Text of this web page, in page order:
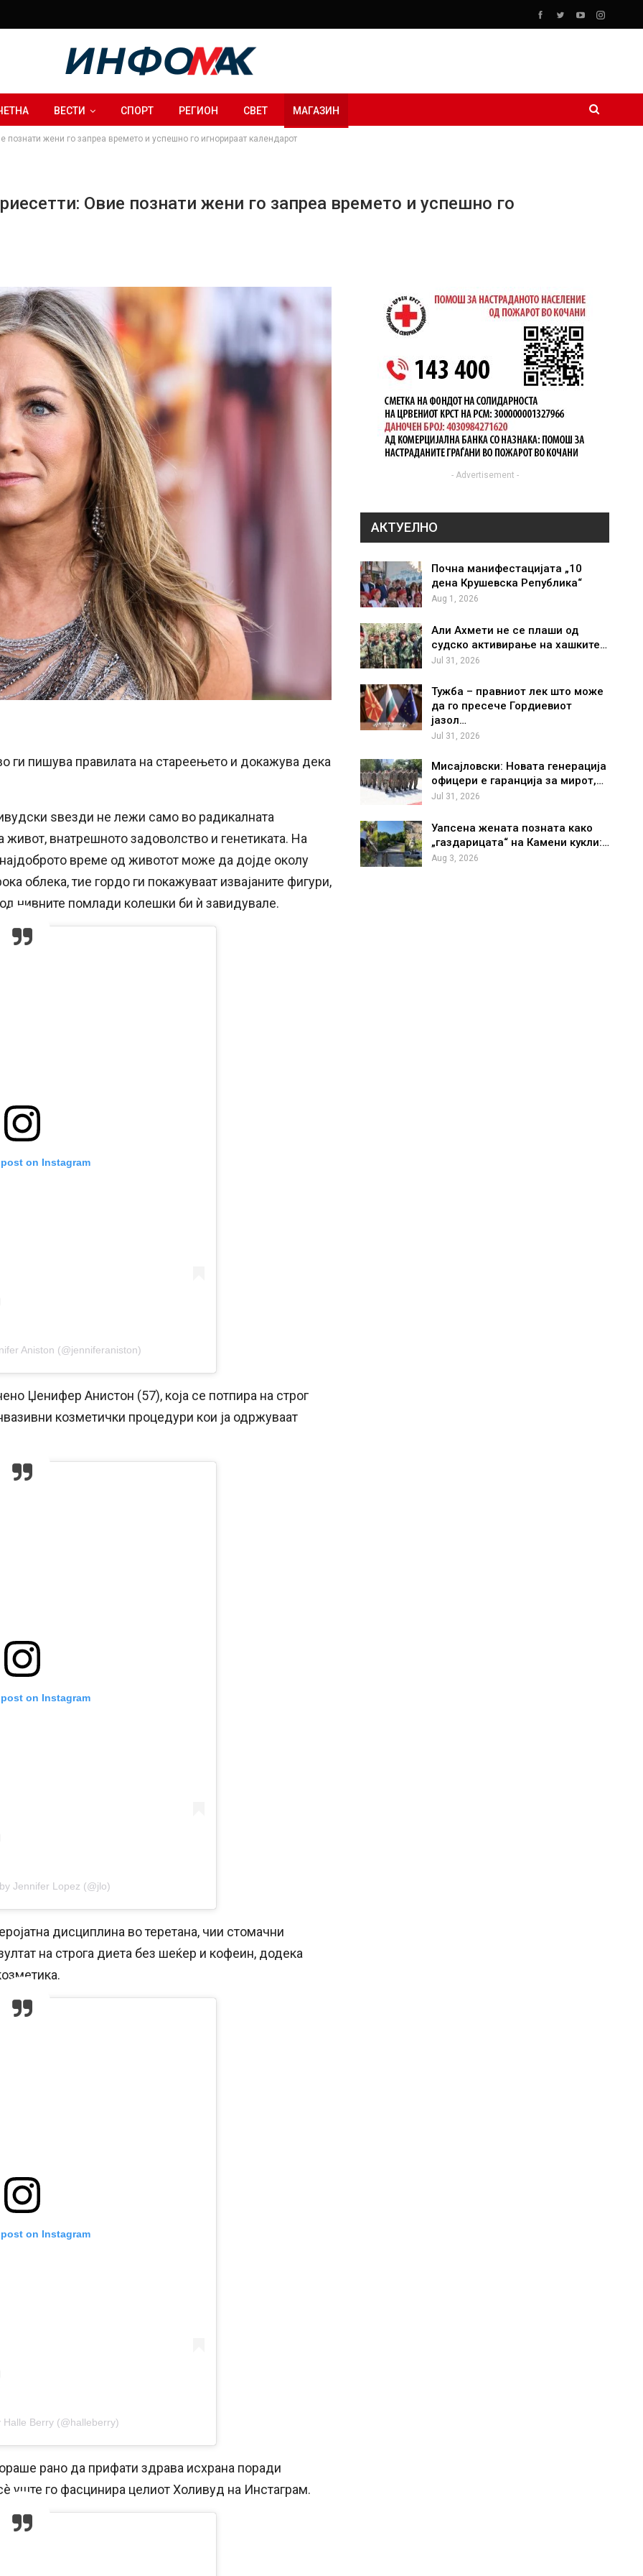
ВЕСТИ СПОРТ РЕГИОН СВЕТ МАГАЗИН
познати жени го запреа времето и успешно го игнорираат календарот
Овие познати жени го запреа времето и успешно го
ги пишува правилата на стареењето и докажува дека
ѕвезди не лежи само во радикалната
живот, внатрешното задоволство и генетиката. На
време од животот може да дојде околу
облека, тие гордо ги покажуваат извајаните фигури,
нивните помлади колешки би ѝ завидувале.
on Instagram
Aniston (@jenniferaniston)
Џенифер Анистон (57), која се потпира на строг
козметички процедури кои ја одржуваат
on Instagram
Jennifer Lopez (@jlo)
дисциплина во теретана, чии стомачни
на строга диета без шеќер и кофеин, додека
on Instagram
Halle Berry (@halleberry)
рано да прифати здрава исхрана поради
уште го фасцинира целиот Холивуд на Инстаграм.
- Advertisement -
АКТУЕЛНО
Почна манифестацијата „10
дена Крушевска Република“
Aug 1, 2026
Али Ахмети не се плаши од
судско активирање на хашките…
Jul 31, 2026
Тужба – правниот лек што може
да го пресече Гордиевиот
јазол…
Jul 31, 2026
Мисајловски: Новата генерација
офицери е гаранција за мирот,…
Jul 31, 2026
Уапсена жената позната како
„газдарицата“ на Камени кукли:…
Aug 3, 2026